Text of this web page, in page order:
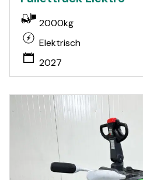
2000kg
Elektrisch
2027